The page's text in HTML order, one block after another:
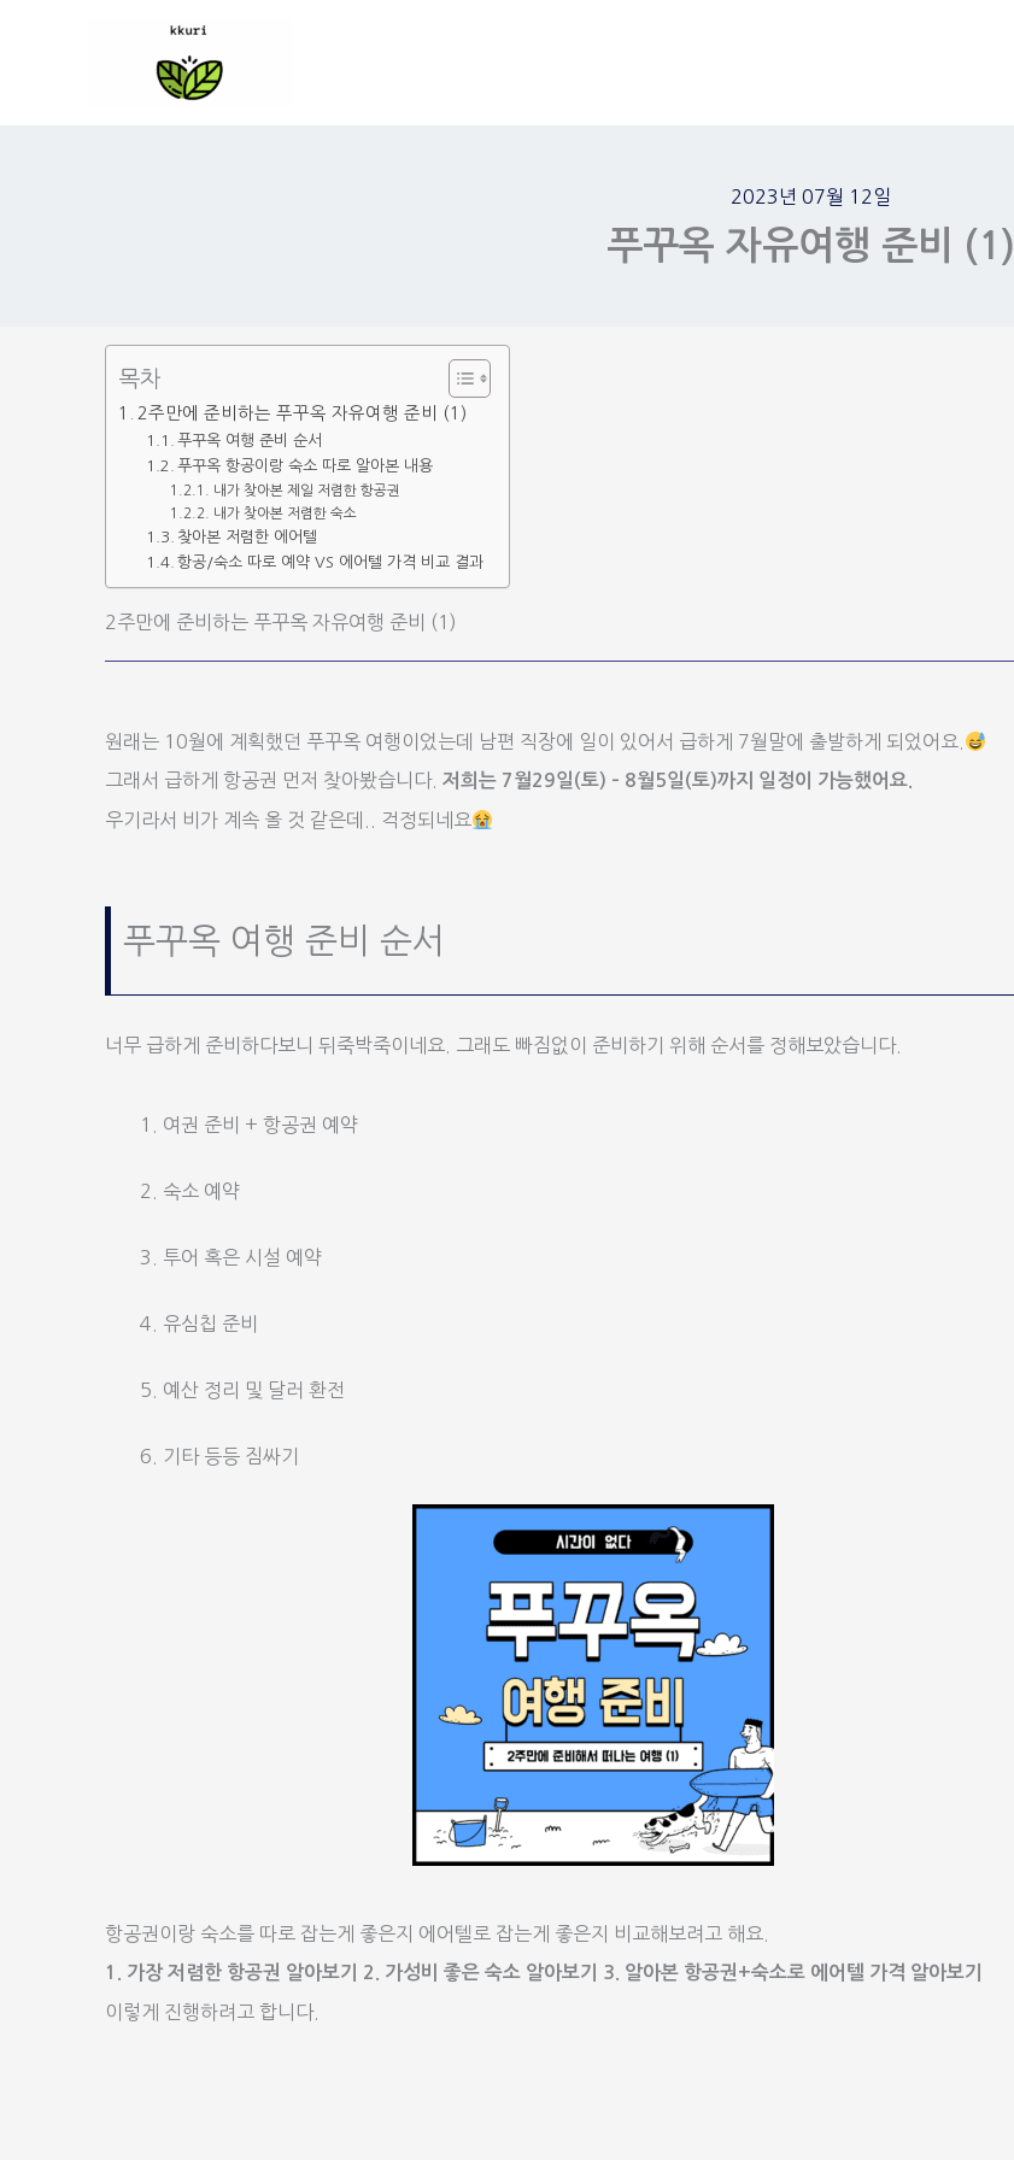
2023년 07월 12일
푸꾸옥 자유여행 준비 (1)
목차
2주만에 준비하는 푸꾸옥 자유여행 준비 (1)
푸꾸옥 여행 준비 순서
푸꾸옥 항공이랑 숙소 따로 알아본 내용
내가 찾아본 제일 저렴한 항공권
내가 찾아본 저렴한 숙소
찾아본 저렴한 에어텔
항공/숙소 따로 예약 VS 에어텔 가격 비교 결과
2주만에 준비하는 푸꾸옥 자유여행 준비 (1)
원래는 10월에 계획했던 푸꾸옥 여행이었는데 남편 직장에 일이 있어서 급하게 7월말에 출발하게 되었어요.
그래서 급하게 항공권 먼저 찾아봤습니다. 저희는 7월29일(토) – 8월5일(토)까지 일정이 가능했어요.
우기라서 비가 계속 올 것 같은데.. 걱정되네요
푸꾸옥 여행 준비 순서
너무 급하게 준비하다보니 뒤죽박죽이네요. 그래도 빠짐없이 준비하기 위해 순서를 정해보았습니다.
여권 준비 + 항공권 예약
숙소 예약
투어 혹은 시설 예약
유심칩 준비
예산 정리 및 달러 환전
기타 등등 짐싸기
항공권이랑 숙소를 따로 잡는게 좋은지 에어텔로 잡는게 좋은지 비교해보려고 해요.
1. 가장 저렴한 항공권 알아보기 2. 가성비 좋은 숙소 알아보기 3. 알아본 항공권+숙소로 에어텔 가격 알아보기
이렇게 진행하려고 합니다.